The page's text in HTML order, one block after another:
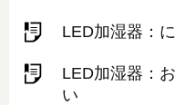
LED加湿器：
LED加湿器：
い